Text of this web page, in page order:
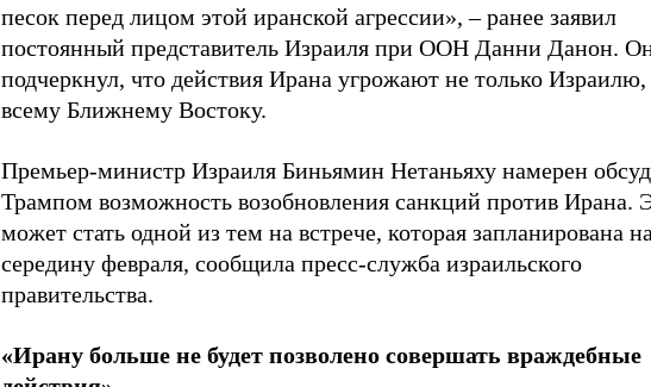
песок перед лицом этой иранской агрессии», – ранее заявил
постоянный представитель Израиля при ООН Данни Данон.
подчеркнул, что действия Ирана угрожают не только
всему Ближнему Востоку.
Премьер-министр Израиля Биньямин Нетаньяху намерен
Трампом возможность возобновления санкций против Ирана.
может стать одной из тем на встрече, которая запланирована на
середину февраля, сообщила пресс-служба израильского
правительства.
«Ирану больше не будет позволено совершать враждебные